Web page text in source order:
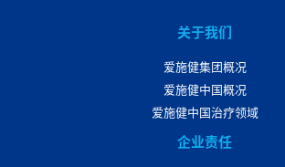
关于我们
爱施健集团概况
爱施健中国概况
爱施健中国治疗领域
企业责任